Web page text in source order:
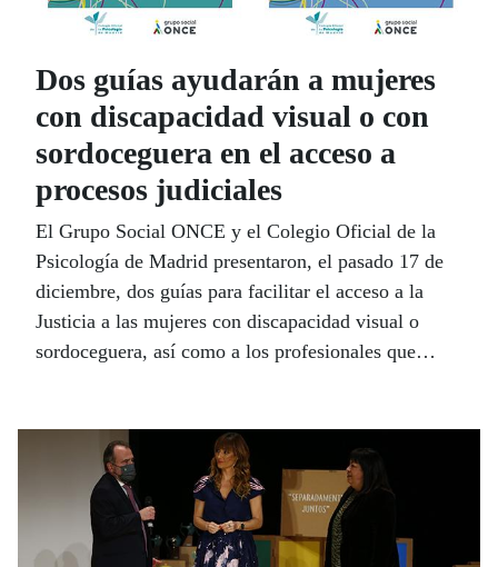
Dos guías ayudarán a mujeres
con discapacidad visual o con
sordoceguera en el acceso a
procesos judiciales
El Grupo Social ONCE y el Colegio Oficial de la
Psicología de Madrid presentaron, el pasado 17 de
diciembre, dos guías para facilitar el acceso a la
Justicia a las mujeres con discapacidad visual o
sordoceguera, así como a los profesionales que
condiciones.